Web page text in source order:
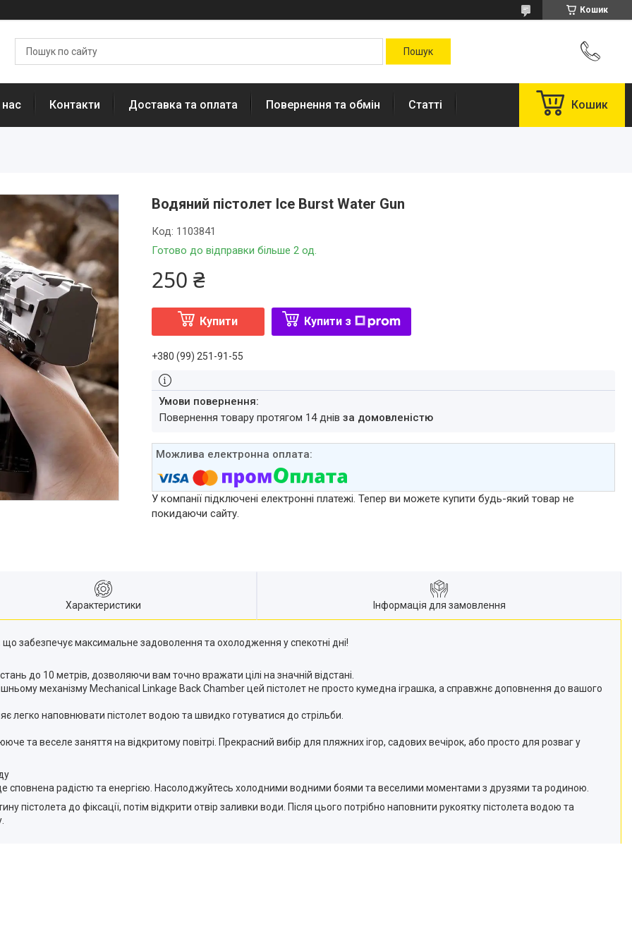
Кошик
Контакти Доставка та оплата Повернення та обмін Статті Кошик
Водяний пістолет Ice Burst Water Gun
Готово до відправки більше 2 од.
Код: 1103841
250 ₴
Купити Купити з
+380 (99) 251-91-55
повернення товару протягом 14 днів за домовленістю
У компанії підключені електронні платежі. Тепер ви можете купити будь-який товар не
покидаючи сайту.
Характеристики Інформація для замовлення
що забезпечує максимальне задоволення та охолодження у спекотні дні!
до 10 метрів, дозволяючи вам точно вражати цілі на значній відстані.
механізму Mechanical Linkage Back Chamber цей пістолет не просто кумедна іграшка, а справжнє доповнення до вашого
легко наповнювати пістолет водою та швидко готуватися до стрільби.
та веселе заняття на відкритому повітрі. Прекрасний вибір для пляжних ігор, садових вечірок, або просто для розваг у
сповнена радістю та енергією. Насолоджуйтесь холодними водними боями та веселими моментами з друзями та родиною.
пістолета до фіксації, потім відкрити отвір заливки води. Після цього потрібно наповнити рукоятку пістолета водою та